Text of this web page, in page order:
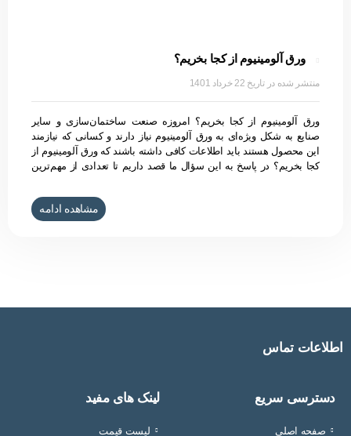
ورق آلومینیوم از کجا بخریم؟
ورق آلومینیوم از کجا بخریم؟ امروزه صنعت ساختمان‌سازی و سایر
صنایع به شکل ویژه‌ای به ورق آلومینیوم نیاز دارند و کسانی که نیازمند
این محصول هستند باید اطلاعات کافی داشته باشند که ورق آلومینیوم از
کجا بخریم؟ در پاسخ به این سؤال ما قصد داریم تا تعدادی از مهم‌ترین
آلومینیوم را برای شما شرح دهیم تا به بهترین نحو بتوانید برای مجموعه
خود آلومینیوم بخرید. چه شرکتی برای تهیه آلومینیوم مناسب‌تر است؟
حتماً می‌دانید که آلومینیوم یک فلز بسیار ارزشمند و پرکاربرد در صنعت
مشاهده ادامه
اطلاعات تماس
دسترسی سریع
صفحه اصلی
لینک های مفید
لیست قیمت